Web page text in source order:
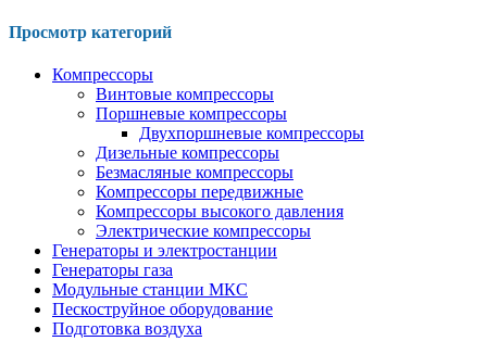
Просмотр категорий
Компрессоры
Винтовые компрессоры
Поршневые компрессоры
Двухпоршневые компрессоры
Дизельные компрессоры
Безмасляные компрессоры
Компрессоры передвижные
Компрессоры высокого давления
Электрические компрессоры
Генераторы и электростанции
Генераторы газа
Модульные станции МКС
Пескоструйное оборудование
Подготовка воздуха